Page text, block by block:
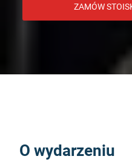
ZAMÓW
O wydarzeniu